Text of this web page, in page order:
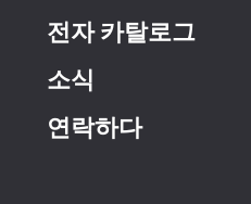
전자 카탈로그
소식
연락하다